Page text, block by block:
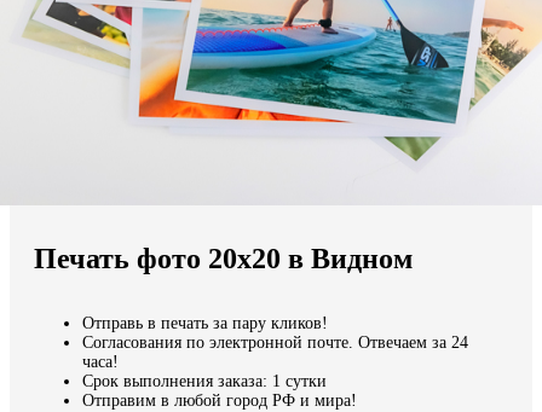
Мы доставляем по всему миру
Продолжить без города
Печать фото 20х20 в Видном
Отправь в печать за пару кликов!
Согласования по электронной почте. Отвечаем за 24
часа!
Срок выполнения заказа: 1 сутки
Отправим в любой город РФ и мира!